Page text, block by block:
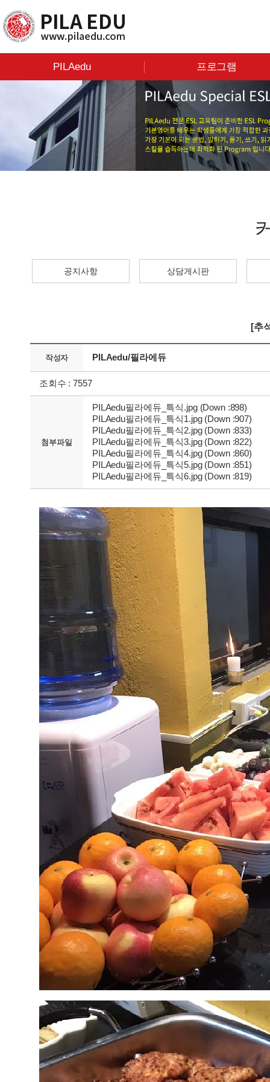
PILAedu 프로그램
공지사항 상담게시판
[추
작성자 PILAedu/필라에듀
조회수 : 7557
첨부파일
PILAedu필라에듀_특식.jpg (Down :898)
PILAedu필라에듀_특식1.jpg (Down :907)
PILAedu필라에듀_특식2.jpg (Down :833)
PILAedu필라에듀_특식3.jpg (Down :822)
PILAedu필라에듀_특식4.jpg (Down :860)
PILAedu필라에듀_특식5.jpg (Down :851)
PILAedu필라에듀_특식6.jpg (Down :819)